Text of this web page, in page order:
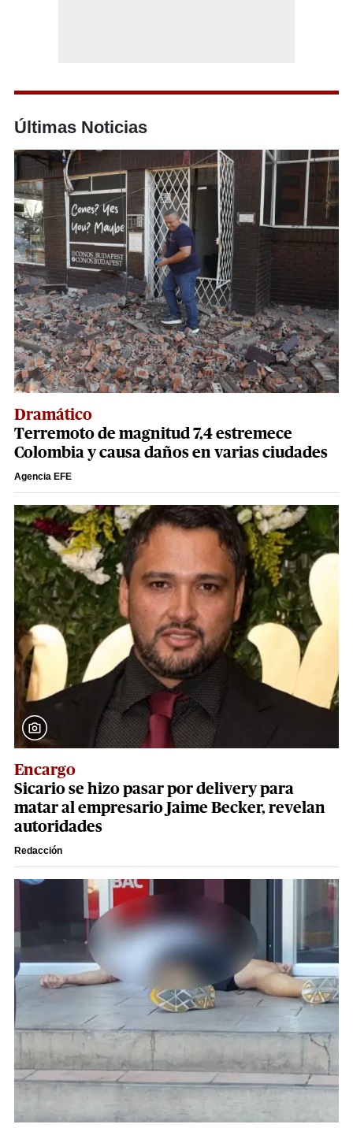
Últimas Noticias
Dramático
Terremoto de magnitud 7,4 estremece
Colombia y causa daños en varias ciudades
Agencia EFE
Encargo
Sicario se hizo pasar por delivery para
matar al empresario Jaime Becker, revelan
autoridades
Redacción